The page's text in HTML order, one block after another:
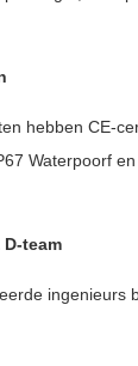
hebben CE-
Waterpoorf
D-team
ingenieurs